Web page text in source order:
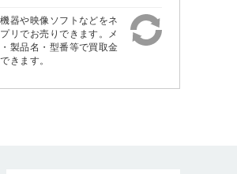
器や映像ソフトなどをネ
リでお売りできます。メ
製品名・型番等で買取金
きます。